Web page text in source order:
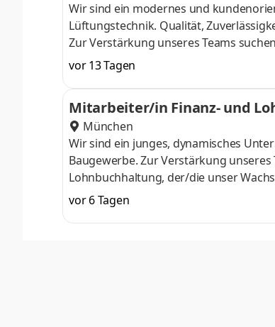
Wir sind ein modernes und
Lüftungstechnik. Qualität,
Zur Verstärkung unseres Teams
Kunden kompetent und freundlich
Heizungs- und Lüftungsanlagen
und Kundendienstarbeiten im
und Anlagen Dokumentation der
vor 13 Tagen
Mitarbeiter/in Finanz- und
München
Wir sind ein junges, dynamisches
Baugewerbe. Zur Verstärkung
Lohnbuchhaltung, der/die unser
Finanzbuchhaltung (Debitoren,
Durchführung der Lohn- und
personalrelevanter Dokumente
vor 6 Tagen